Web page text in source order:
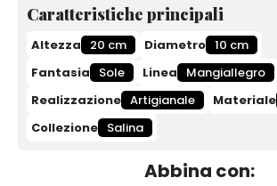
Caratteristiche principali
Altezza 20 cm Diametro 10 cm
Fantasia
Sole Linea
Mangiallegro
Realizzazione Artigianale Materiale
Collezione Salina
Abbina con: